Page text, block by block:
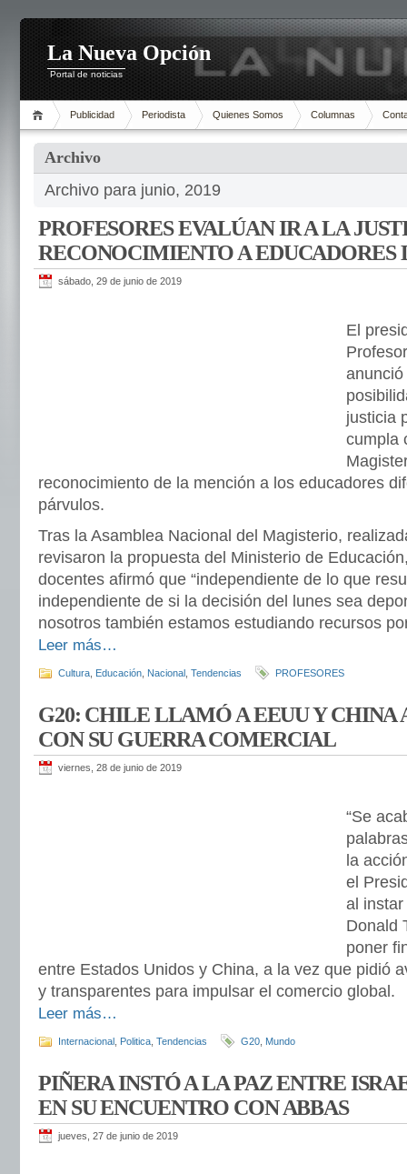
La Nueva Opción
Portal de noticias
Publicidad Periodista Quienes Somos Columnas
Archivo
Archivo para junio, 2019
PROFESORES EVALÚAN IR A LA
RECONOCIMIENTO A EDUCADORES
sábado, 29 de junio de 2019
El
justicia
cumpla
reconocimiento de la mención a los educadores
párvulos.
Tras la Asamblea Nacional del Magisterio,
revisaron la propuesta del Ministerio de
docentes afirmó que “independiente de lo que
independiente de si la decisión del lunes sea
nosotros también estamos estudiando recursos
Leer más…
Cultura Educación Nacional Tendencias PROFESORES
G20: CHILE LLAMÓ A EEUU Y CHINA
CON SU GUERRA COMERCIAL
viernes, 28 de junio de 2019
“Se
la
el
al
Donald
poner
entre Estados Unidos y China, a la vez que pidió
y transparentes para impulsar el comercio global.
Leer más…
Internacional Politica Tendencias G20 Mundo
PIÑERA INSTÓ A LA PAZ ENTRE
EN SU ENCUENTRO CON ABBAS
jueves, 27 de junio de 2019